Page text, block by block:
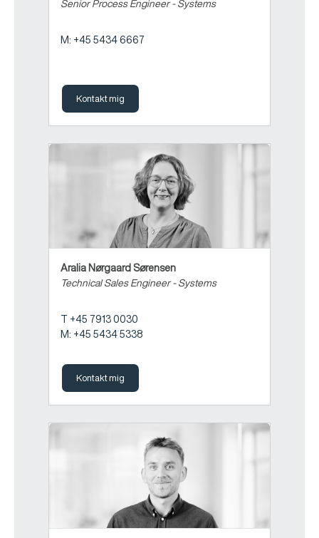
Senior Process Engineer - Systems
M: +45 5434 6667
Kontakt mig
Aralia Nørgaard Sørensen
Technical Sales Engineer - Systems
T +45 7913 0030
M: +45 5434 5338
Kontakt mig